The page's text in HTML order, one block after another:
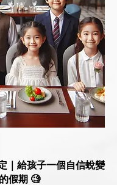
｜給孩子一個自信蛻變
的假期 🧐